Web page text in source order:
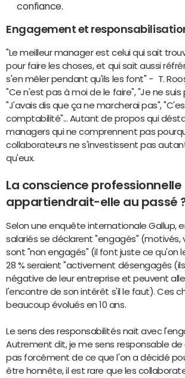
confiance.
Engagement et
"Le meilleur manager est celui qui sait
pour faire les choses, et qui sait aussi
s'en mêler pendant qu'ils les font" - T.
"Ce n'est pas à moi de le faire", "Je ne suis
"J'avais dis que ça ne marcherai pas",
comptabilité"... Autant de propos qui
managers qui ne comprennent pas
collaborateurs ne s'investissent pas
qu'eux.
La conscience professionnelle
appartiendrait-elle au passé
Selon une enquête internationale Gallup,
salariés se déclarent "engagés" (motivés,
sont "non engagés" (il font juste ce qu'on
28 % seraient "activement désengagés
négative de leur entreprise et peuvent
l'encontre de son intérêt s'il le faut). Ces
beaucoup évolués en 10 ans.
Le sens des responsabilités nait avec
Autrement dit, je me sens responsable de
pas forcément de ce que l'on a décidé
être honnête, il est rare que les